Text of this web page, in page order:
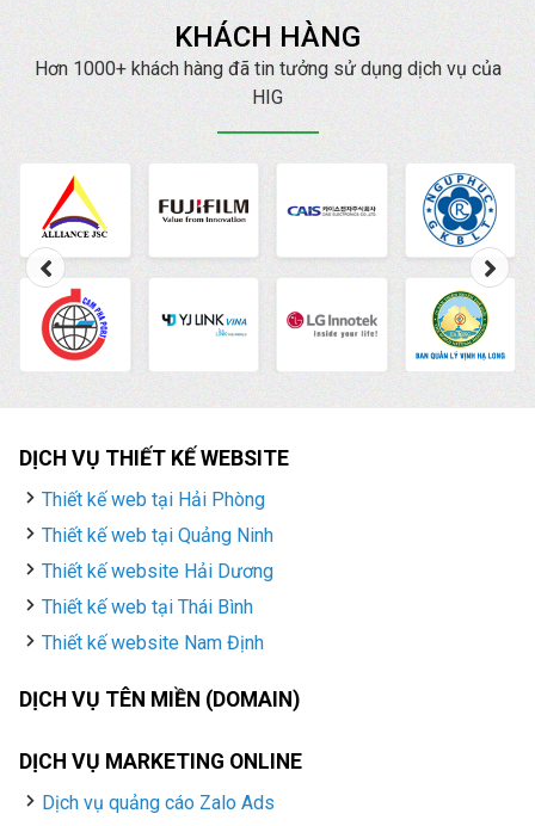
KHÁCH HÀNG
Hơn 1000+ khách hàng đã tin tưởng sử dụng dịch vụ của
HIG
DỊCH VỤ THIẾT KẾ WEBSITE
Thiết kế web tại Hải Phòng
Thiết kế web tại Quảng Ninh
Thiết kế website Hải Dương
Thiết kế web tại Thái Bình
Thiết kế website Nam Định
DỊCH VỤ TÊN MIỀN (DOMAIN)
DỊCH VỤ MARKETING ONLINE
Dịch vụ quảng cáo Zalo Ads